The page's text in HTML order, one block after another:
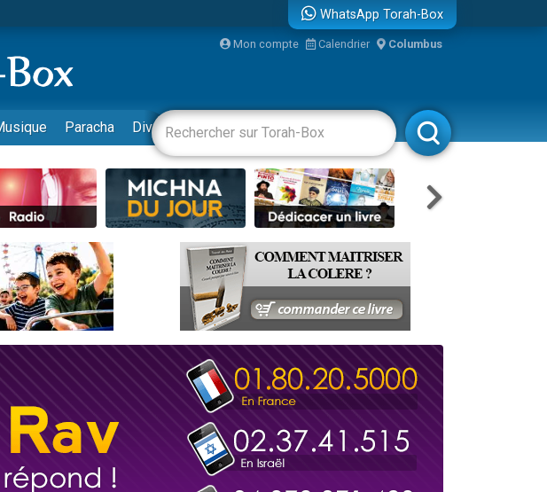
aux Orphelins
un appartement insalubre
de Yohan
d'Israel
et le Birkat Hamazone à travers le temps
WhatsApp Torah-Box
Mon compte Calendrier Columbus
Paracha Divertissements Livres Rabbanim